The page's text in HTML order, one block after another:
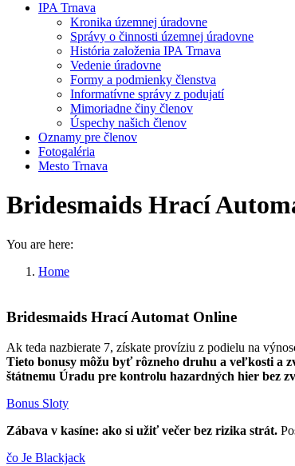
IPA Trnava
Kronika územnej úradovne
Správy o činnosti územnej úradovne
História založenia IPA Trnava
Vedenie úradovne
Formy a podmienky členstva
Informatívne správy z podujatí
Mimoriadne činy členov
Úspechy našich členov
Oznamy pre členov
Fotogaléria
Mesto Trnava
Bridesmaids Hrací
You are here:
Home
Bridesmaids Hrací Automat Online
Ak teda nazbierate 7, získate províziu z podielu na
Tieto bonusy môžu byť rôzneho druhu a veľkosti a
štátnemu Úradu pre kontrolu hazardných hier bez
Bonus Sloty
Zábava v kasíne: ako si užiť večer bez rizika strát.
čo Je Blackjack